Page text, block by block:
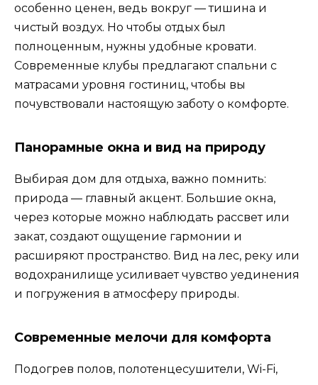
особенно ценен, ведь вокруг — тишина и
чистый воздух. Но чтобы отдых был
полноценным, нужны удобные кровати.
Современные клубы предлагают спальни с
матрасами уровня гостиниц, чтобы вы
почувствовали настоящую заботу о комфорте.
Панорамные окна и вид на природу
Выбирая дом для отдыха, важно помнить:
природа — главный акцент. Большие окна,
через которые можно наблюдать рассвет или
закат, создают ощущение гармонии и
расширяют пространство. Вид на лес, реку или
водохранилище усиливает чувство уединения
и погружения в атмосферу природы.
Современные мелочи для комфорта
Подогрев полов, полотенцесушители, Wi-Fi,